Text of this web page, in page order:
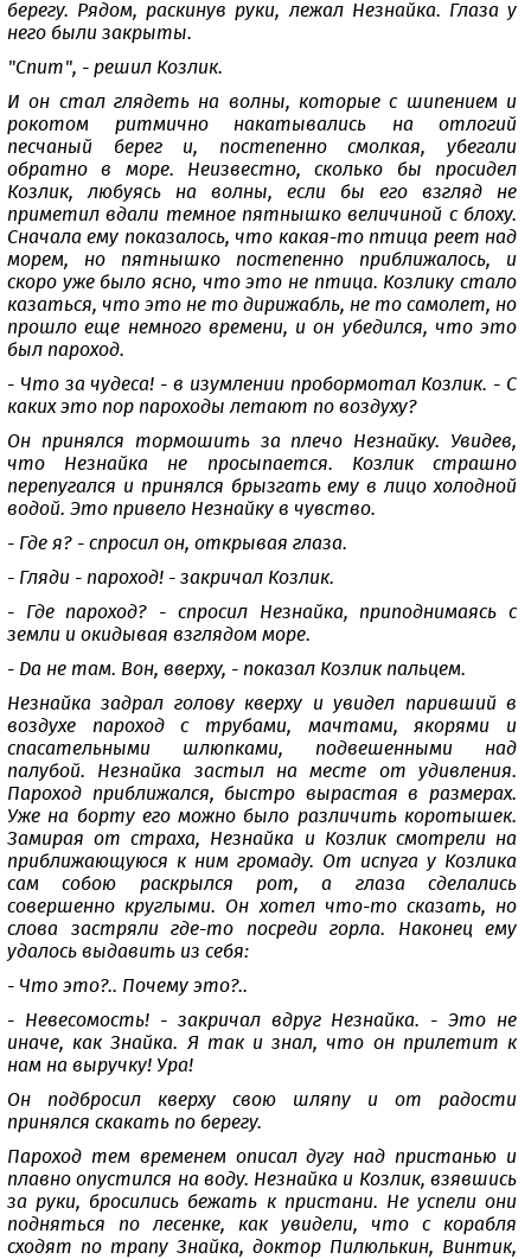
берегу. Рядом, раскинув руки, лежал Незнайка. Глаза у
него были закрыты.
"Спит", - решил Козлик.
И он стал глядеть на волны, которые с шипением и
рокотом ритмично накатывались на отлогий
песчаный берег и, постепенно смолкая, убегали
обратно в море. Неизвестно, сколько бы просидел
Козлик, любуясь на волны, если бы его взгляд не
приметил вдали темное пятнышко величиной с блоху.
Сначала ему показалось, что какая-то птица реет над
морем, но пятнышко постепенно приближалось, и
скоро уже было ясно, что это не птица. Козлику стало
казаться, что это не то дирижабль, не то самолет, но
прошло еще немного времени, и он убедился, что это
был пароход.
- Что за чудеса! - в изумлении пробормотал Козлик. - С
каких это пор пароходы летают по воздуху?
Он принялся тормошить за плечо Незнайку. Увидев,
что Незнайка не просыпается. Козлик страшно
перепугался и принялся брызгать ему в лицо холодной
водой. Это привело Незнайку в чувство.
- Где я? - спросил он, открывая глаза.
- Гляди - пароход! - закричал Козлик.
- Где пароход? - спросил Незнайка, приподнимаясь с
земли и окидывая взглядом море.
- Да не там. Вон, вверху, - показал Козлик пальцем.
Незнайка задрал голову кверху и увидел паривший в
воздухе пароход с трубами, мачтами, якорями и
спасательными шлюпками, подвешенными над
палубой. Незнайка застыл на месте от удивления.
Пароход приближался, быстро вырастая в размерах.
Уже на борту его можно было различить коротышек.
Замирая от страха, Незнайка и Козлик смотрели на
приближающуюся к ним громаду. От испуга у Козлика
сам собою раскрылся рот, а глаза сделались
совершенно круглыми. Он хотел что-то сказать, но
слова застряли где-то посреди горла. Наконец ему
удалось выдавить из себя:
- Что это?.. Почему это?..
- Невесомость! - закричал вдруг Незнайка. - Это не
иначе, как Знайка. Я так и знал, что он прилетит к
нам на выручку! Ура!
Он подбросил кверху свою шляпу и от радости
принялся скакать по берегу.
Пароход тем временем описал дугу над пристанью и
плавно опустился на воду. Незнайка и Козлик, взявшись
за руки, бросились бежать к пристани. Не успели они
подняться по лесенке, как увидели, что с корабля
сходят по трапу Знайка, доктор Пилюлькин, Винтик,